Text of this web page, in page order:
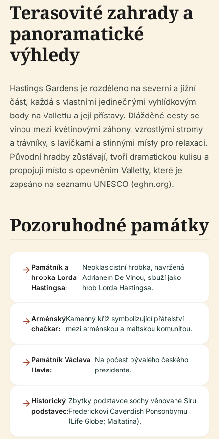
Terasovité zahrady a
panoramatické
výhledy
Hastings Gardens je rozděleno na severní a jižní
část, každá s vlastními jedinečnými vyhlídkovými
body na Vallettu a její přístavy. Dlážděné cesty se
vinou mezi květinovými záhony, vzrostlými stromy
a trávníky, s lavičkami a stinnými místy pro relaxaci.
Původní hradby zůstávají, tvoří dramatickou kulisu a
propojují místo s opevněním Valletty, které je
zapsáno na seznamu UNESCO (eghn.org).
Pozoruhodné památky
Památník a
hrobka Lorda
Hastingsa:
Neoklasicistní hrobka, navržená
Adrianem De Vinou, slouží jako
hrob Lorda Hastingsa.
Arménský
chačkar:
Kamenný kříž symbolizující přátelství
mezi arménskou a maltskou komunitou.
Památník Václava
Havla:
Na počest bývalého českého
prezidenta.
Historický
podstavec:
Zbytky podstavce sochy věnované Siru
Frederickovi Cavendish Ponsonbymu
(Life Globe; Maltatina).